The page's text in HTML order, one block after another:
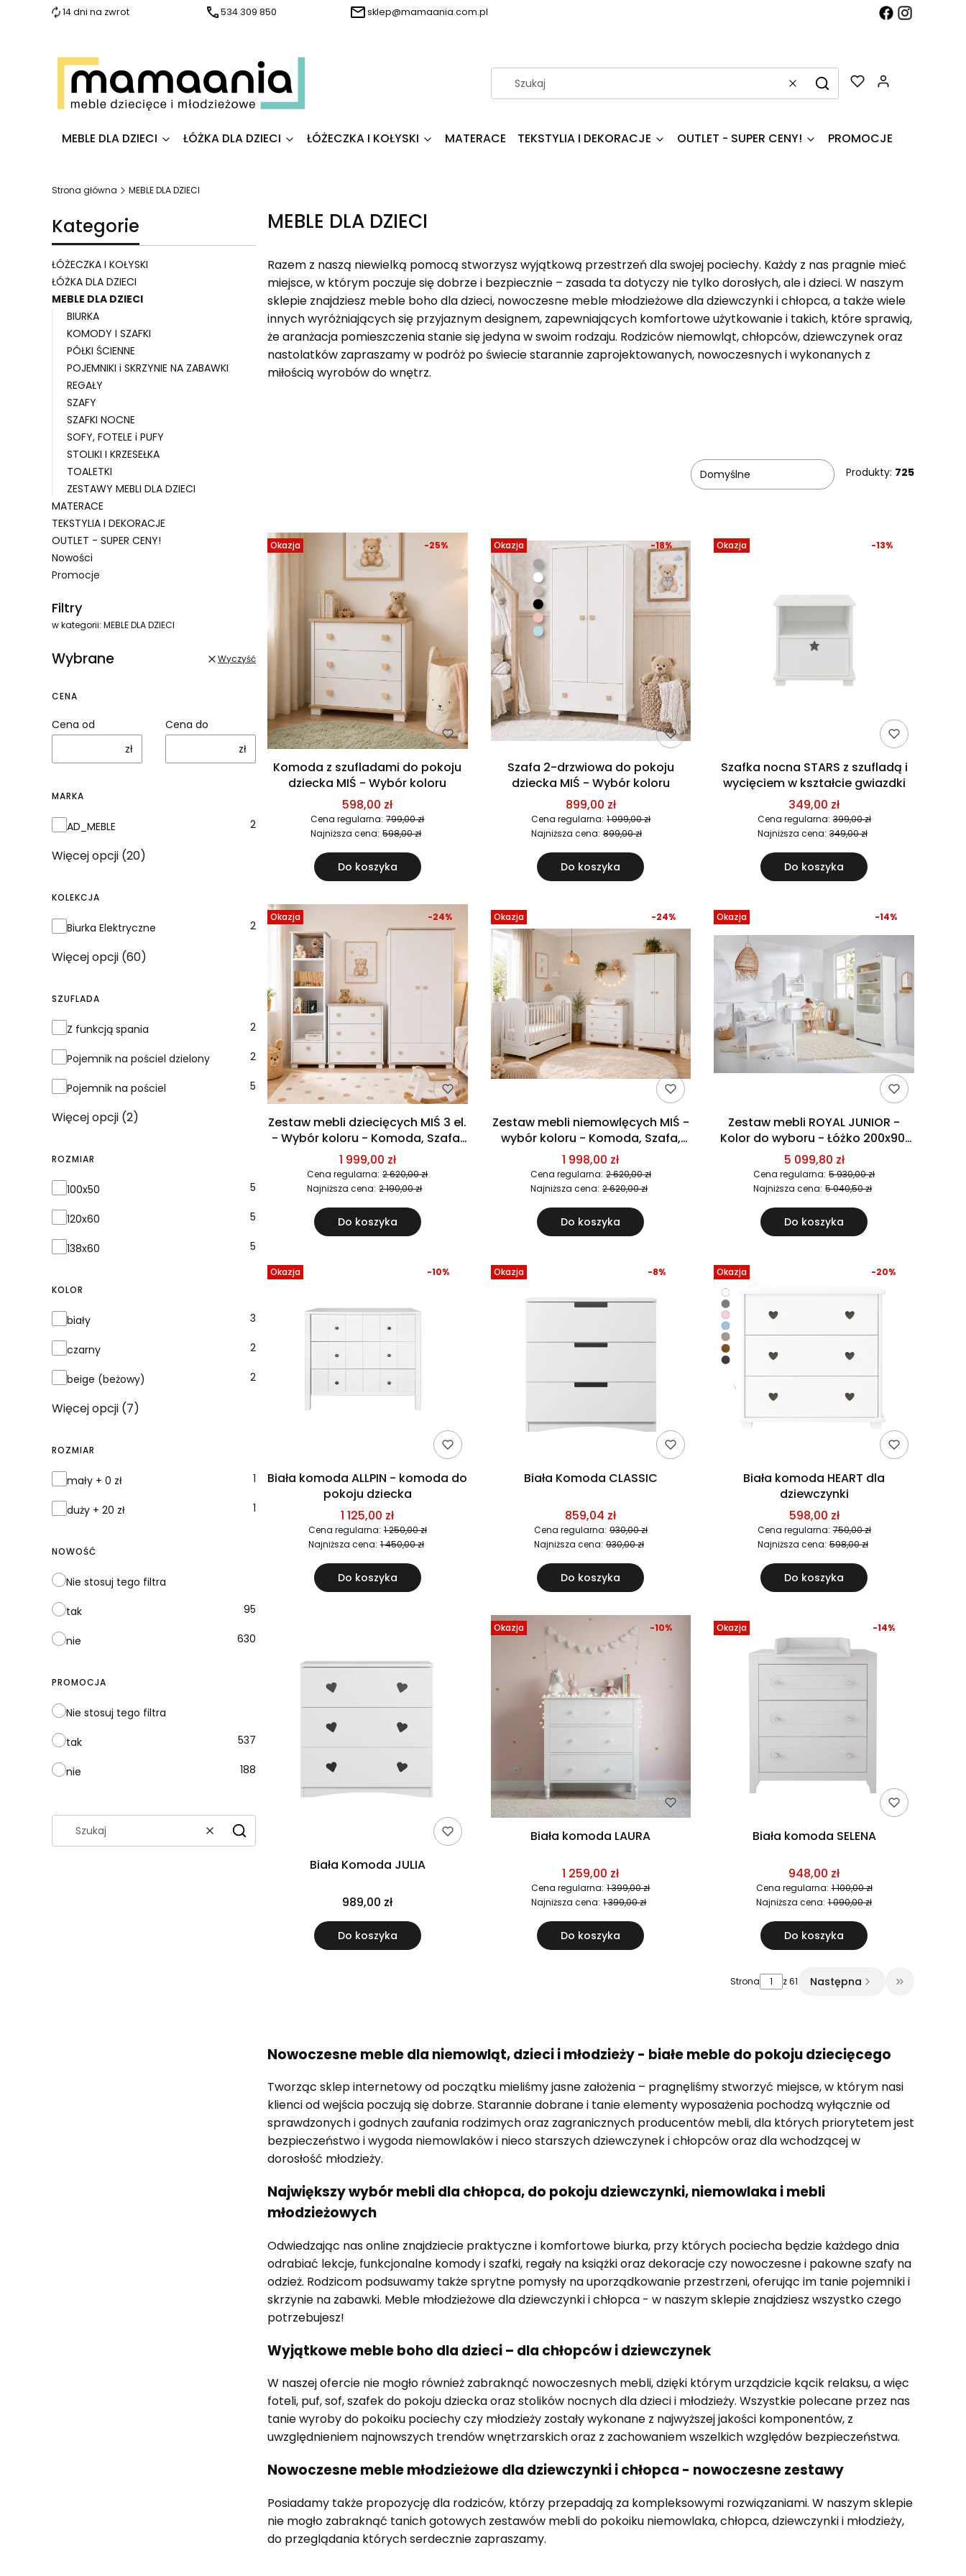
14 dni na zwrot 534 309 850 sklep@mamaania.com.pl
WyczyśćSzukaj
MEBLE DLA DZIECI ŁÓŻKA DLA DZIECI ŁÓŻECZKA I KOŁYSKI MATERACE TEKSTYLIA I DEKORACJE OUTLET - SUPER CENY! PROMOCJE
Strona główna MEBLE DLA DZIECI
Kategorie
ŁÓŻECZKA I KOŁYSKI
ŁÓŻKA DLA DZIECI
MEBLE DLA DZIECI
BIURKA
KOMODY I SZAFKI
PÓŁKI ŚCIENNE
POJEMNIKI i SKRZYNIE NA ZABAWKI
REGAŁY
SZAFY
SZAFKI NOCNE
SOFY, FOTELE i PUFY
STOLIKI I KRZESEŁKA
TOALETKI
ZESTAWY MEBLI DLA DZIECI
MATERACE
TEKSTYLIA I DEKORACJE
OUTLET - SUPER CENY!
Nowości
Promocje
Filtry
w kategorii: MEBLE DLA DZIECI
Wybrane Wyczyść
CENA
Cena od
zł
Cena do
zł
MARKA
Marka
AD_MEBLE 2
Więcej opcji (20)
KOLEKCJA
Kolekcja
Biurka Elektryczne 2
Więcej opcji (60)
SZUFLADA
Szuflada
Z funkcją spania 2
Pojemnik na pościel dzielony 2
Pojemnik na pościel 5
Więcej opcji (2)
ROZMIAR
ROZMIAR
100x50 5
120x60 5
138x60 5
KOLOR
KOLOR
biały 3
czarny 2
beige (beżowy) 2
Więcej opcji (7)
ROZMIAR
ROZMIAR
mały + 0 zł 1
duży + 20 zł 1
NOWOŚĆ
Nie stosuj tego filtra
tak 95
nie 630
PROMOCJA
Nie stosuj tego filtra
tak 537
nie 188
WyczyśćSzukaj
MEBLE DLA DZIECI
Razem z naszą niewielką pomocą stworzysz wyjątkową przestrzeń dla swojej pociechy. Każdy z nas pragnie mieć
miejsce, w którym poczuje się dobrze i bezpiecznie – zasada ta dotyczy nie tylko dorosłych, ale i dzieci. W naszym
sklepie znajdziesz meble boho dla dzieci, nowoczesne meble młodzieżowe dla dziewczynki i chłopca, a także wiele
innych wyróżniających się przyjaznym designem, zapewniających komfortowe użytkowanie i takich, które sprawią,
że aranżacja pomieszczenia stanie się jedyna w swoim rodzaju. Rodziców niemowląt, chłopców, dziewczynek oraz
nastolatków zapraszamy w podróż po świecie starannie zaprojektowanych, nowoczesnych i wykonanych z
miłością wyrobów do wnętrz.
Domyślne Produkty: 725
Okazja
Komoda z szufladami do pokoju
dziecka MIŚ - Wybór koloru
598,00 zł
Cena regularna: 799,00 zł
-25%
Najniższa cena: 598,00 zł
Do koszyka
Okazja
Szafa 2-drzwiowa do pokoju
dziecka MIŚ - Wybór koloru
899,00 zł
Cena regularna: 1 099,00 zł
-18%
Najniższa cena: 899,00 zł
Do koszyka
Okazja
Szafka nocna STARS z szufladą i
wycięciem w kształcie gwiazdki
349,00 zł
Cena regularna: 399,00 zł
-13%
Najniższa cena: 349,00 zł
Do koszyka
Okazja
Zestaw mebli dziecięcych MIŚ 3 el.
- Wybór koloru - Komoda, Szafa,
Regał
1 999,00 zł
Cena regularna: 2 620,00 zł
-24%
Najniższa cena: 2 190,00 zł
Do koszyka
Okazja
Zestaw mebli niemowlęcych MIŚ -
wybór koloru - Komoda, Szafa,
łóżeczko
1 998,00 zł
Cena regularna: 2 620,00 zł
-24%
Najniższa cena: 2 620,00 zł
Do koszyka
Okazja
Zestaw mebli ROYAL JUNIOR -
Kolor do wyboru - Łóżko 200x90,
biurko, regał, półka wisząca
5 099,80 zł
Cena regularna: 5 930,00 zł
-14%
Najniższa cena: 5 040,50 zł
Do koszyka
Okazja
Biała komoda ALLPIN - komoda do
pokoju dziecka
1 125,00 zł
Cena regularna: 1 250,00 zł
-10%
Najniższa cena: 1 450,00 zł
Do koszyka
Okazja
Biała Komoda CLASSIC
859,04 zł
Cena regularna: 930,00 zł
-8%
Najniższa cena: 930,00 zł
Do koszyka
Okazja
Biała komoda HEART dla
dziewczynki
598,00 zł
Cena regularna: 750,00 zł
-20%
Najniższa cena: 598,00 zł
Do koszyka
Biała Komoda JULIA
989,00 zł
Do koszyka
Okazja
Biała komoda LAURA
1 259,00 zł
Cena regularna: 1 399,00 zł
-10%
Najniższa cena: 1 399,00 zł
Do koszyka
Okazja
Biała komoda SELENA
948,00 zł
Cena regularna: 1 100,00 zł
-14%
Najniższa cena: 1 090,00 zł
Do koszyka
Strona z 61 Następna Przejdź do
Nowoczesne meble dla niemowląt, dzieci i młodzieży - białe meble do pokoju dziecięcego
Tworząc sklep internetowy od początku mieliśmy jasne założenia – pragnęliśmy stworzyć miejsce, w którym nasi
klienci od wejścia poczują się dobrze. Starannie dobrane i tanie elementy wyposażenia pochodzą wyłącznie od
sprawdzonych i godnych zaufania rodzimych oraz zagranicznych producentów mebli, dla których priorytetem jest
bezpieczeństwo i wygoda niemowlaków i nieco starszych dziewczynek i chłopców oraz dla wchodzącej w
dorosłość młodzieży.
Największy wybór mebli dla chłopca, do pokoju dziewczynki, niemowlaka i mebli
młodzieżowych
Odwiedzając nas online znajdziecie praktyczne i komfortowe biurka, przy których pociecha będzie każdego dnia
odrabiać lekcje, funkcjonalne komody i szafki, regały na książki oraz dekoracje czy nowoczesne i pakowne szafy na
odzież. Rodzicom podsuwamy także sprytne pomysły na uporządkowanie przestrzeni, oferując im tanie pojemniki i
skrzynie na zabawki. Meble młodzieżowe dla dziewczynki i chłopca - w naszym sklepie znajdziesz wszystko czego
potrzebujesz!
Wyjątkowe meble boho dla dzieci – dla chłopców i dziewczynek
W naszej ofercie nie mogło również zabraknąć nowoczesnych mebli, dzięki którym urządzicie kącik relaksu, a więc
foteli, puf, sof, szafek do pokoju dziecka oraz stolików nocnych dla dzieci i młodzieży. Wszystkie polecane przez nas
tanie wyroby do pokoiku pociechy czy młodzieży zostały wykonane z najwyższej jakości komponentów, z
uwzględnieniem najnowszych trendów wnętrzarskich oraz z zachowaniem wszelkich względów bezpieczeństwa.
Nowoczesne meble młodzieżowe dla dziewczynki i chłopca - nowoczesne zestawy
Posiadamy także propozycję dla rodziców, którzy przepadają za kompleksowymi rozwiązaniami. W naszym sklepie
nie mogło zabraknąć tanich gotowych zestawów mebli do pokoiku niemowlaka, chłopca, dziewczynki i młodzieży,
do przeglądania których serdecznie zapraszamy.